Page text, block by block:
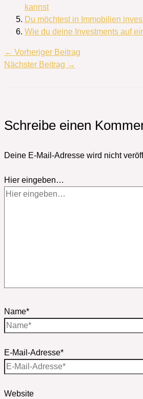
kannst
Du möchtest in Immobilien
Wie du deine Investments auf
← Vorheriger Beitrag
Nächster Beitrag →
Schreibe einen
Deine E-Mail-Adresse wird nicht
Hier eingeben…
Name*
E-Mail-Adresse*
Website